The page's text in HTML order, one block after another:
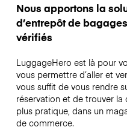
Nous apportons la
d’entrepôt de
vérifiés
LuggageHero est là pour
vous permettre d’aller et
vous suffit de vous rendre
réservation et de trouver
plus pratique, dans un
de commerce.